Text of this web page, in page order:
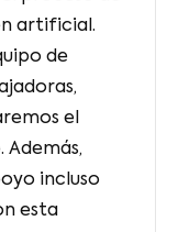
artificial.
de
el
Además,
incluso
esta